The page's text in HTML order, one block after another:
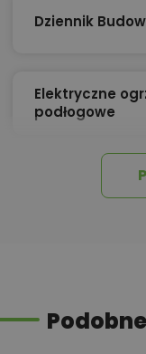
Dziennik
Elektryczne
podłogowe
Izolacja
Kredyt